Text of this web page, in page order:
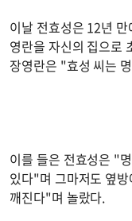
이날 전효성은 12년
영란을 자신의 집으로
장영란은 "효성 씨는
이를 들은 전효성은 "
있다"며 그마저도 옆
깨진다"며 놀랐다.